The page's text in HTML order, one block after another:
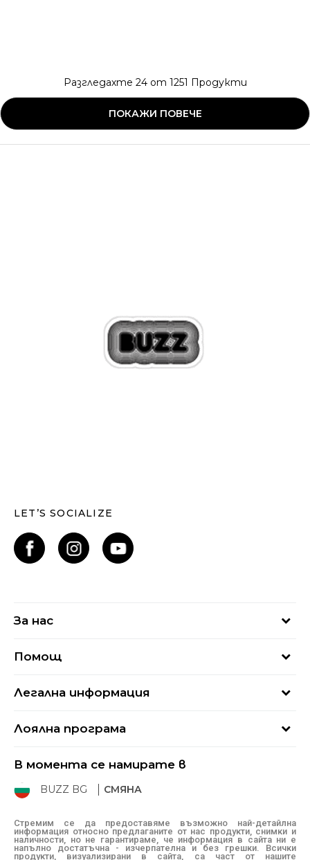
Разгледахте 24от 1251 Продукти
ПОКАЖИ ПОВЕЧЕ
LET’S SOCIALIZE
За нас
Магазини
+359 2 4928 699
Помощ
Връщане
Как да подам сигнал?
Състояние на поръчката
Легална информация
Политика за поверителност
Бисквитки
Рекламации
Условия за покупка
Условия за връщане
Лоялна програма
Sport&Bonus - регистрация
BUZZ Mарки
В момента се намирате в
BUZZ BG СМЯНА
Стремим се да предоставяме възможно най-детайлна
информация относно предлаганите от нас продукти, снимки и
наличности, но не гарантираме, че информация в сайта ни е
напълно достатъчна - изчерпателна и без грешки. Всички
продукти, визуализирани в сайта, са част от нашите